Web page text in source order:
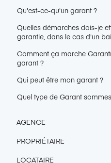
Qu'est-ce-qu'un garant ?
Quelles démarches dois-je
garantie, dans le cas d'un
Comment ça marche
garant ?
Qui peut être mon garant ?
Quel type de Garant
AGENCE
Accès Console Garantme
Intégration & Export
PROPRIÉTAIRE
LOCATAIRE